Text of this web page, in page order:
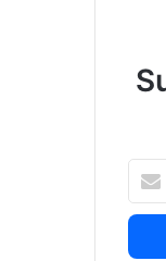
your
Email